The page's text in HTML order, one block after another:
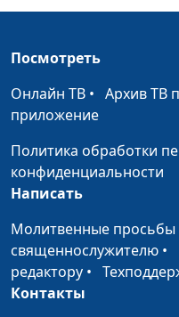
семьями в вопросах
брака и воспитания
детей?
Как государство и
религиозные
организации влияют
в России?
В чем особая
«Национальной
Посмотреть
Онлайн ТВ • Архив ТВ
приложение
Политика обработки
конфиденциальности
Написать
Молитвенные просьбы
священнослужителю •
редактору •
Контакты